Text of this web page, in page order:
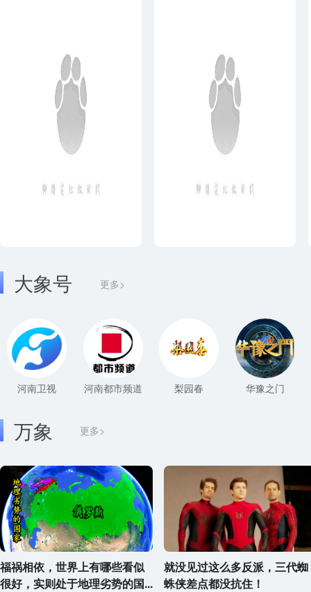
大象号 更多>
河南卫视 河南都市频道 梨园春 华豫之门
更多>
万象
福祸相依，世界上有哪些看似
很好，实则处于地理劣势的国...
就没见过这么多反派，三代蜘
蛛侠差点都没抗住！